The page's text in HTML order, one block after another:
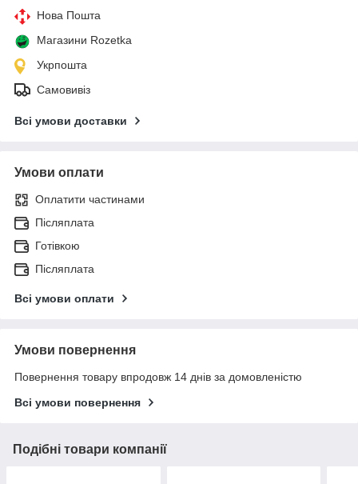
Нова Пошта
Магазини Rozetka
Укрпошта
Самовивіз
Всі умови доставки
Умови оплати
Оплатити частинами
Післяплата
Готівкою
Післяплата
Всі умови оплати
Умови повернення
Повернення товару впродовж 14 днів за домовленістю
Всі умови повернення
Подібні товари компанії